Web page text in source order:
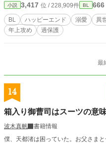
小説 3,417 位 / 228,909件 BL 666
BL ハッピーエンド 溺愛 異
年上攻め
過保護
最
14
箱入り御曹司はスーツの意
波木真帆
書籍情報
僕、天都渚は困っていた。お父さま